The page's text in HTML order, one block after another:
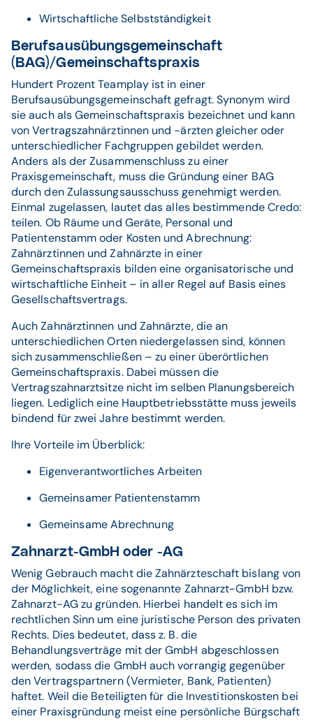
Wirtschaftliche Selbstständigkeit
Berufsausübungsgemeinschaft
(BAG)/Gemeinschaftspraxis
Hundert Prozent Teamplay ist in einer
Berufsausübungsgemeinschaft gefragt. Synonym wird
sie auch als Gemeinschaftspraxis bezeichnet und kann
von Vertragszahnärztinnen und -ärzten gleicher oder
unterschiedlicher Fachgruppen gebildet werden.
Anders als der Zusammenschluss zu einer
Praxisgemeinschaft, muss die Gründung einer BAG
durch den Zulassungsausschuss genehmigt werden.
Einmal zugelassen, lautet das alles bestimmende Credo:
teilen. Ob Räume und Geräte, Personal und
Patientenstamm oder Kosten und Abrechnung:
Zahnärztinnen und Zahnärzte in einer
Gemeinschaftspraxis bilden eine organisatorische und
wirtschaftliche Einheit – in aller Regel auf Basis eines
Gesellschaftsvertrags.
Auch Zahnärztinnen und Zahnärzte, die an
unterschiedlichen Orten niedergelassen sind, können
sich zusammenschließen – zu einer überörtlichen
Gemeinschaftspraxis. Dabei müssen die
Vertragszahnarztsitze nicht im selben Planungsbereich
liegen. Lediglich eine Hauptbetriebsstätte muss jeweils
bindend für zwei Jahre bestimmt werden.
Ihre Vorteile im Überblick:
Eigenverantwortliches Arbeiten
Gemeinsamer Patientenstamm
Gemeinsame Abrechnung
Zahnarzt-GmbH oder -AG
Wenig Gebrauch macht die Zahnärzteschaft bislang von
der Möglichkeit, eine sogenannte Zahnarzt-GmbH bzw.
Zahnarzt-AG zu gründen. Hierbei handelt es sich im
rechtlichen Sinn um eine juristische Person des privaten
Rechts. Dies bedeutet, dass z. B. die
Behandlungsverträge mit der GmbH abgeschlossen
werden, sodass die GmbH auch vorrangig gegenüber
den Vertragspartnern (Vermieter, Bank, Patienten)
haftet. Weil die Beteiligten für die Investitionskosten bei
einer Praxisgründung meist eine persönliche Bürgschaft